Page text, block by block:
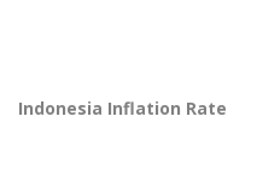
Indonesia Inflation Rate